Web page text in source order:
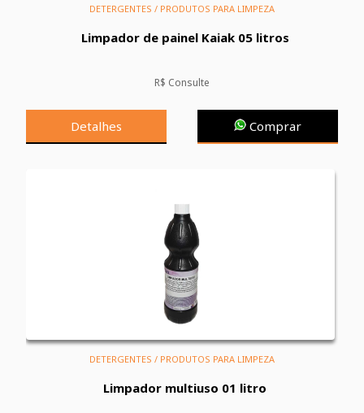
DETERGENTES / PRODUTOS PARA LIMPEZA
Limpador de painel Kaiak 05 litros
R$ Consulte
Detalhes Comprar
DETERGENTES / PRODUTOS PARA LIMPEZA
Limpador multiuso 01 litro